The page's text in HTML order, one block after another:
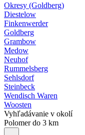
Okresy (Goldberg)
Diestelow
Finkenwerder
Goldberg
Grambow
Medow
Neuhof
Rummelsberg
Sehlsdorf
Steinbeck
Wendisch Waren
Woosten
Vyhľadávanie v okolí
Polomer do 3 km